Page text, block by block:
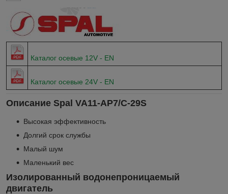
Каталог осевые 12V - EN
Каталог осевые 24V - EN
Описание Spal VA11-AP7/C-29S
Высокая эффективность
Долгий срок службы
Малый шум
Маленький вес
Изолированный водонепроницаемый
двигатель